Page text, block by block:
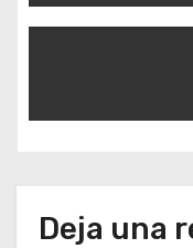
d
e
t
Deja una